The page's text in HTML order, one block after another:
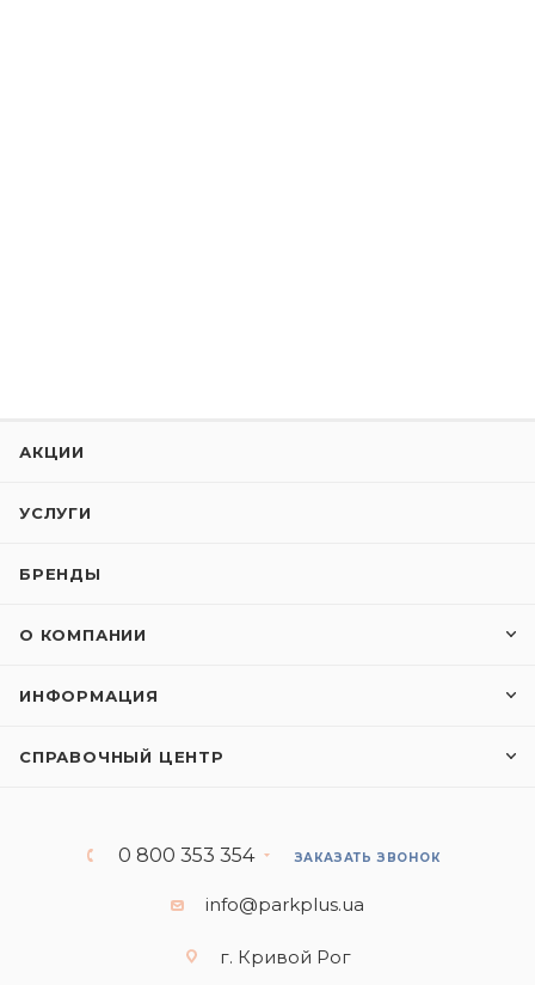
АКЦИИ
УСЛУГИ
БРЕНДЫ
О КОМПАНИИ
ИНФОРМАЦИЯ
СПРАВОЧНЫЙ ЦЕНТР
0 800 353 354 ЗАКАЗАТЬ ЗВОНОК
info@parkplus.ua
г. Кривой Рог